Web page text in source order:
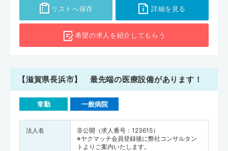
リストへ保存 詳細を見る
希望の求人を紹介してもらう
【滋賀県長浜市】 最先端の医療設備があります！
常勤 一般病院
法人名
非公開（求人番号：123615）
※ヤクマッチ会員登録後に弊社コンサルタン
トよりご案内いたします。